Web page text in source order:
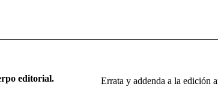
editorial. Errata y addenda a la edición